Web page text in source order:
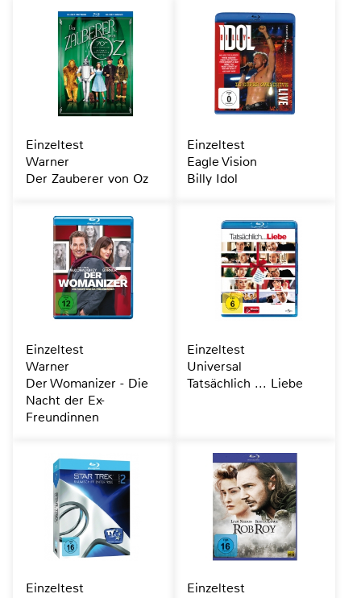
Einzeltest
Warner
Der Zauberer von Oz
Einzeltest
Eagle Vision
Billy Idol
Einzeltest
Warner
Der Womanizer - Die
Nacht der Ex-
Freundinnen
Einzeltest
Universal
Tatsächlich ... Liebe
Einzeltest
Einzeltest